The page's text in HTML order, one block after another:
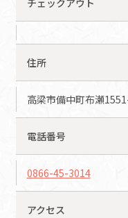
チェックアウト
住所
高梁市備中町布瀬
電話番号
0866-45-3014
アクセス